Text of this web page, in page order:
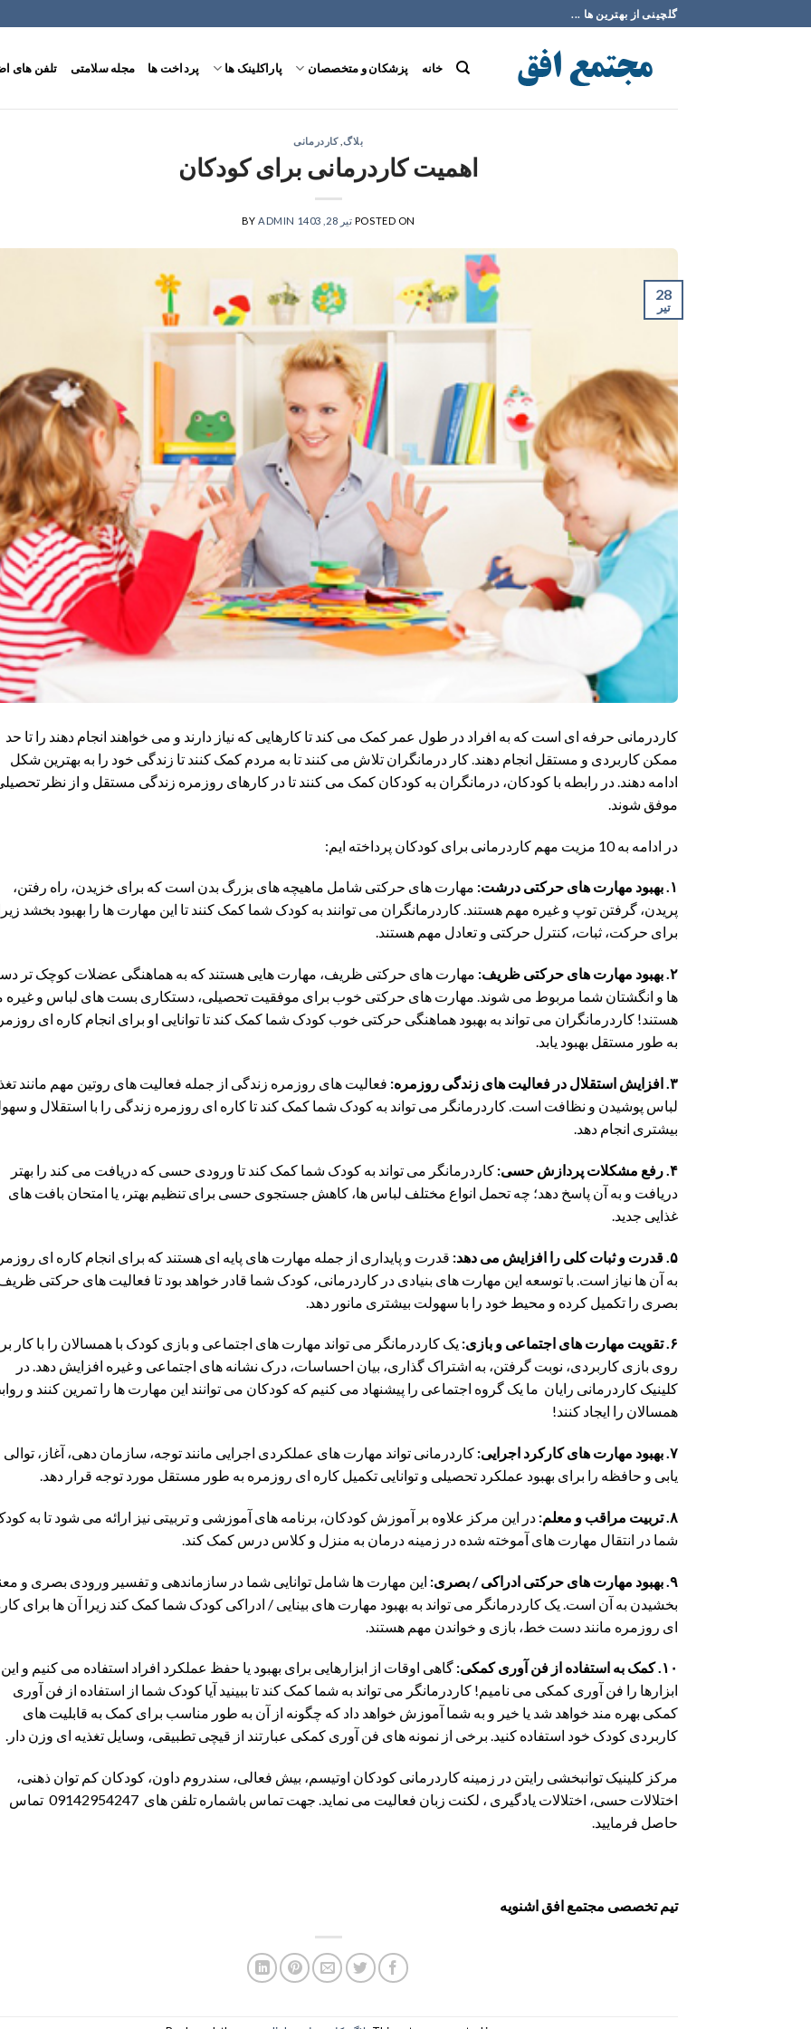
to
گلچینی از بهترین ها ...
خانه پزشکان و متخصصان پاراکلینک ها پرداخت ها مجله سلامتی تلفن های
بلاگ,کاردرمانی
اهمیت کاردرمانی برای کودکان
POSTED ON تیر 28, 1403 ADMIN
28
تیر
کاردرمانی حرفه ای است که به افراد در طول عمر کمک می کند تا کارهایی که نیاز دارند و می خواهند انجام دهند را تا حد
ممکن کاربردی و مستقل انجام دهند. کار درمانگران تلاش می کنند تا به مردم کمک کنند تا زندگی خود را به بهترین شکل
ادامه دهند. در رابطه با کودکان، درمانگران به کودکان کمک می کنند تا در کارهای روزمره زندگی مستقل و از نظر
موفق شوند.
در ادامه به 10 مزیت مهم کاردرمانی برای کودکان پرداخته ایم:
۱. بهبود مهارت های حرکتی درشت:
مهارت های حرکتی شامل ماهیچه های بزرگ بدن است که برای خزیدن، راه رفتن،
پریدن، گرفتن توپ و غیره مهم هستند. کاردرمانگران می توانند به کودک شما کمک کنند تا این مهارت ها را بهبود بخشد
برای حرکت، ثبات، کنترل حرکتی و تعادل مهم هستند.
۲. بهبود مهارت های حرکتی ظریف:
مهارت های حرکتی ظریف، مهارت هایی هستند که به هماهنگی عضلات کوچک تر
ها و انگشتان شما مربوط می شوند. مهارت های حرکتی خوب برای موفقیت تحصیلی، دستکاری بست های لباس و غیره
هستند! کاردرمانگران می تواند به بهبود هماهنگی حرکتی خوب کودک شما کمک کند تا توانایی او برای انجام کاره ای
به طور مستقل بهبود یابد.
۳. افزایش استقلال در فعالیت های زندگی روزمره:
فعالیت های روزمره زندگی از جمله فعالیت های روتین مهم مانند
لباس پوشیدن و نظافت است. کاردرمانگر می تواند به کودک شما کمک کند تا کاره ای روزمره زندگی را با استقلال و
بیشتری انجام دهد.
۴. رفع مشکلات پردازش حسی:
کاردرمانگر می تواند به کودک شما کمک کند تا ورودی حسی که دریافت می کند را بهتر
دریافت و به آن پاسخ دهد؛ چه تحمل انواع مختلف لباس ها، کاهش جستجوی حسی برای تنظیم بهتر، یا امتحان بافت های
غذایی جدید.
۵. قدرت و ثبات کلی را افزایش می دهد:
قدرت و پایداری از جمله مهارت های پایه ای هستند که برای انجام کاره ای
به آن ها نیاز است. با توسعه این مهارت های بنیادی در کاردرمانی، کودک شما قادر خواهد بود تا فعالیت های حرکتی
بصری را تکمیل کرده و محیط خود را با سهولت بیشتری مانور دهد.
۶. تقویت مهارت های اجتماعی و بازی:
یک کاردرمانگر می تواند مهارت های اجتماعی و بازی کودک با همسالان را با کار بر
روی بازی کاربردی، نوبت گرفتن، به اشتراک گذاری، بیان احساسات، درک نشانه های اجتماعی و غیره افزایش دهد. در
کلینیک کاردرمانی رایان ما یک گروه اجتماعی را پیشنهاد می کنیم که کودکان می توانند این مهارت ها را تمرین کنند و
همسالان را ایجاد کنند!
۷. بهبود مهارت های کارکرد اجرایی:
کاردرمانی تواند مهارت های عملکردی اجرایی مانند توجه، سازمان دهی، آغاز، توالی
یابی و حافظه را برای بهبود عملکرد تحصیلی و توانایی تکمیل کاره ای روزمره به طور مستقل مورد توجه قرار دهد.
۸. تربیت مراقب و معلم:
در این مرکز علاوه بر آموزش کودکان، برنامه های آموزشی و تربیتی نیز ارائه می شود تا به
شما در انتقال مهارت های آموخته شده در زمینه درمان به منزل و کلاس درس کمک کند.
۹. بهبود مهارت های حرکتی ادراکی / بصری:
این مهارت ها شامل توانایی شما در سازماندهی و تفسیر ورودی بصری و
بخشیدن به آن است. یک کاردرمانگر می تواند به بهبود مهارت های بینایی / ادراکی کودک شما کمک کند زیرا آن ها برای
ای روزمره مانند دست خط، بازی و خواندن مهم هستند.
۱۰. کمک به استفاده از فن آوری کمکی:
گاهی اوقات از ابزارهایی برای بهبود یا حفظ عملکرد افراد استفاده می کنیم و این
ابزارها را فن آوری کمکی می نامیم! کاردرمانگر می تواند به شما کمک کند تا ببینید آیا کودک شما از استفاده از فن آوری
کمکی بهره مند خواهد شد یا خیر و به شما آموزش خواهد داد که چگونه از آن به طور مناسب برای کمک به قابلیت های
کاربردی کودک خود استفاده کنید. برخی از نمونه های فن آوری کمکی عبارتند از قیچی تطبیقی، وسایل تغذیه ای وزن دار.
مرکز کلینیک توانبخشی رایتن در زمینه کاردرمانی کودکان اوتیسم، بیش فعالی، سندروم داون، کودکان کم توان ذهنی،
اختلالات حسی، اختلالات یادگیری ، لکنت زبان فعالیت می نماید. جهت تماس باشماره تلفن های 09142954247 تماس
حاصل فرمایید.
تیم تخصصی مجتمع افق اشنویه